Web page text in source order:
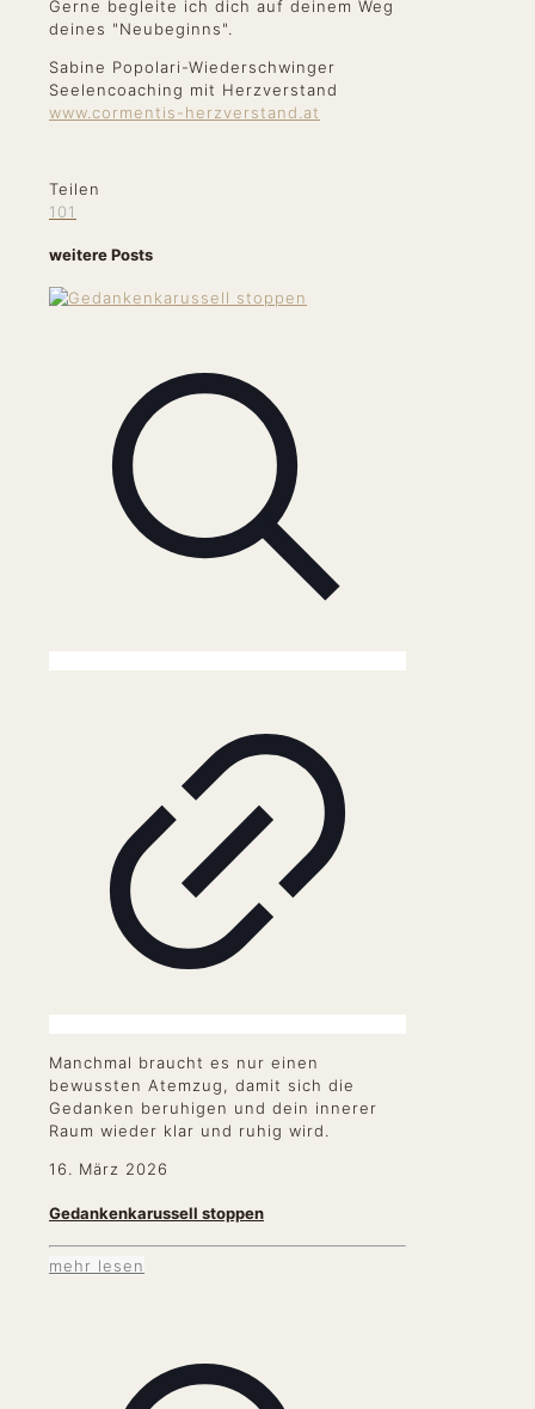
Gerne begleite ich dich auf deinem Weg
deines "Neubeginns".
Sabine Popolari-Wiederschwinger
Seelencoaching mit Herzverstand
www.cormentis-herzverstand.at
Teilen
101
weitere Posts
Manchmal braucht es nur einen
bewussten Atemzug, damit sich die
Gedanken beruhigen und dein innerer
Raum wieder klar und ruhig wird.
16. März 2026
Gedankenkarussell stoppen
mehr lesen